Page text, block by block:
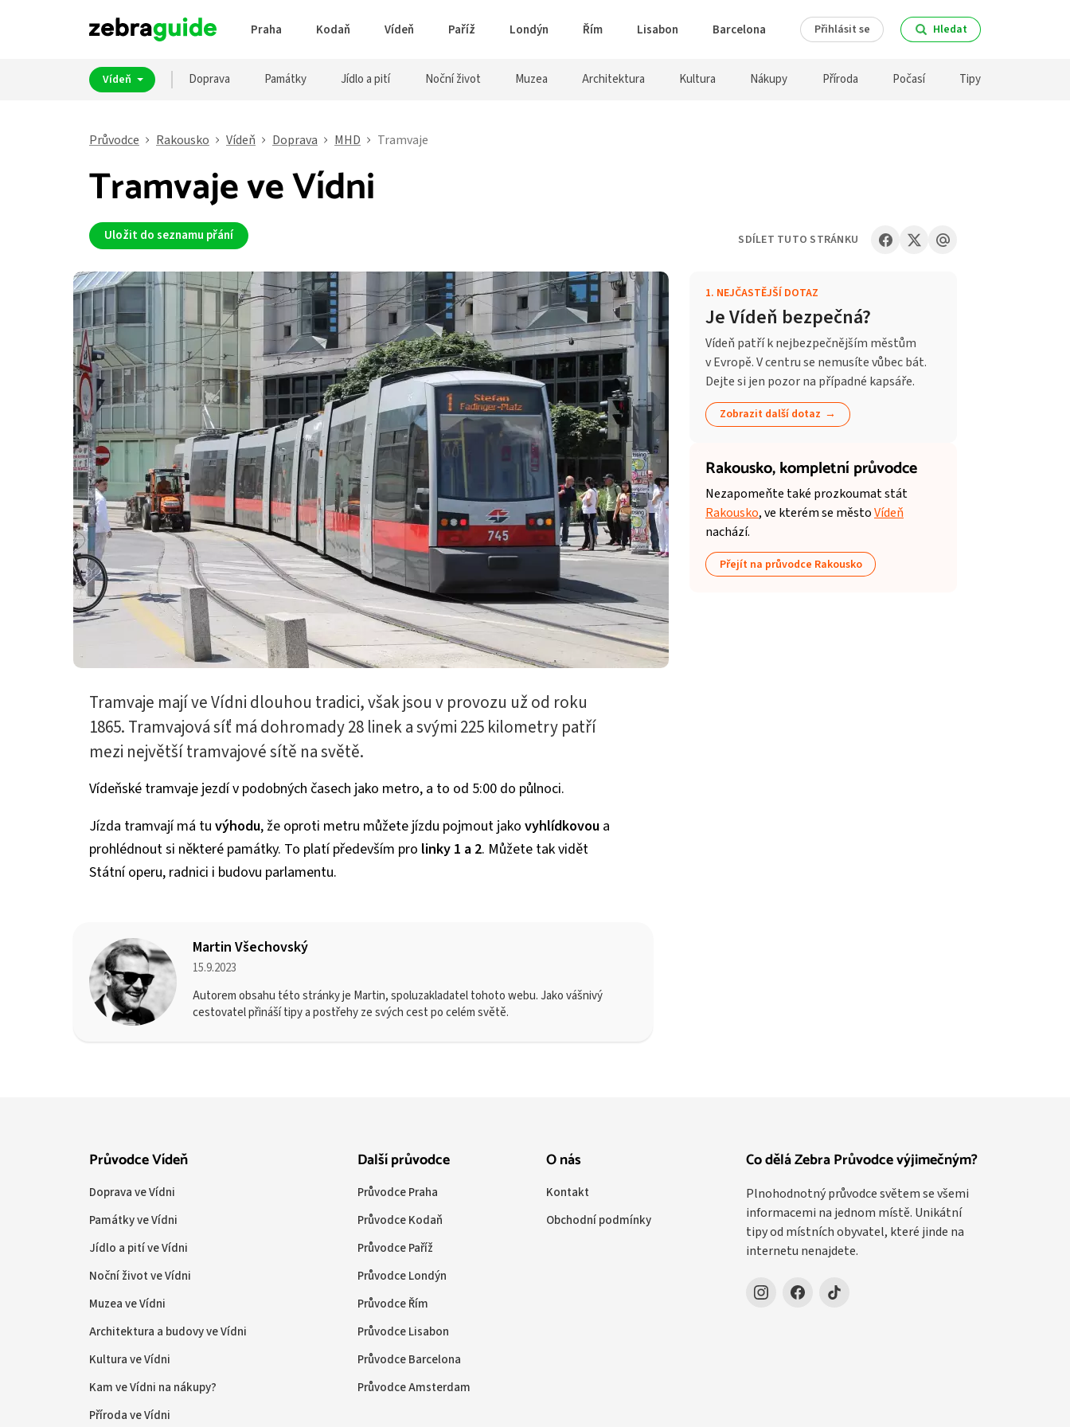
Praha Kodaň Vídeň Paříž Londýn Řím Lisabon Barcelona Přihlásit se Hledat
Vídeň Doprava Památky Jídlo a pití Noční život Muzea Architektura Kultura Nákupy Příroda Počasí Tipy
Průvodce Rakousko Vídeň Doprava MHD Tramvaje
Tramvaje ve Vídni
Uložit do seznamu přání
Tramvaje mají ve Vídni dlouhou tradici, však jsou v provozu už od roku
1865. Tramvajová síť má dohromady 28 linek a svými 225 kilometry patří
mezi největší tramvajové sítě na světě.
Vídeňské tramvaje jezdí v podobných časech jako metro, a to od 5:00 do půlnoci.
Jízda tramvají má tu výhodu, že oproti metru můžete jízdu pojmout jako vyhlídkovou a
prohlédnout si některé památky. To platí především pro linky 1 a 2. Můžete tak vidět
Státní operu, radnici i budovu parlamentu.
Martin Všechovský
15.9.2023
Autorem obsahu této stránky je Martin, spoluzakladatel tohoto webu. Jako vášnivý
cestovatel přináší tipy a postřehy ze svých cest po celém světě.
1. NEJČASTĚJŠÍ DOTAZ
Je Vídeň bezpečná?
Vídeň patří k nejbezpečnějším městům
v Evropě. V centru se nemusíte vůbec bát.
Dejte si jen pozor na případné kapsáře.
Zobrazit další dotaz
Rakousko,kompletní průvodce
Nezapomeňte také prozkoumat stát
Rakousko, ve kterém se městoVídeň
nachází.
Přejít na průvodce Rakousko
SDÍLET TUTO STRÁNKU
Co dělá Zebra Průvodce výjimečným?
Plnohodnotný průvodce světem se všemi
informacemi na jednom místě. Unikátní
tipy od místních obyvatel, které jinde na
internetu nenajdete.
Průvodce Vídeň
Doprava ve Vídni
Památky ve Vídni
Jídlo a pití ve Vídni
Noční život ve Vídni
Muzea ve Vídni
Architektura a budovy ve Vídni
Kultura ve Vídni
Kam ve Vídni na nákupy?
Příroda ve Vídni
Další průvodce
Průvodce Praha
Průvodce Kodaň
Průvodce Paříž
Průvodce Londýn
Průvodce Řím
Průvodce Lisabon
Průvodce Barcelona
Průvodce Amsterdam
O nás
Kontakt
Obchodní podmínky